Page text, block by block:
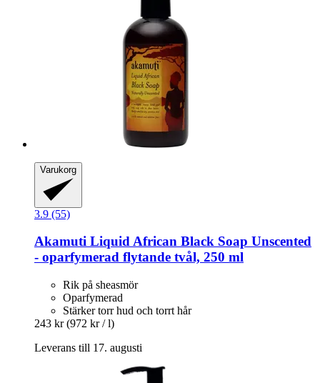
Varukorg
3.9 (55)
Akamuti Liquid African Black Soap Unscented
-​ oparfymerad flytande tvål, 250 ml
Rik på sheasmör
Oparfymerad
Stärker torr hud och torrt hår
243 kr (972 kr / l)
Leverans till 17. augusti